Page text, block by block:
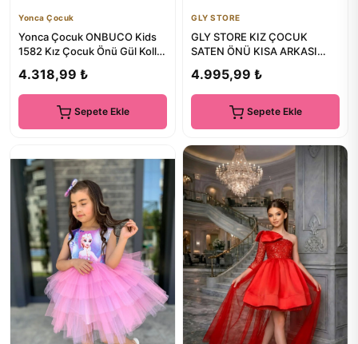
Yonca Çocuk
Yonca Çocuk ONBUCO Kids
1582 Kız Çocuk Önü Gül Kollu
4.318,99 ₺
Sepete Ekle
GLY STORE
GLY STORE KIZ ÇOCUK
SATEN ÖNÜ KISA ARKASI
ABİYE
4.995,99 ₺
Sepete Ekle